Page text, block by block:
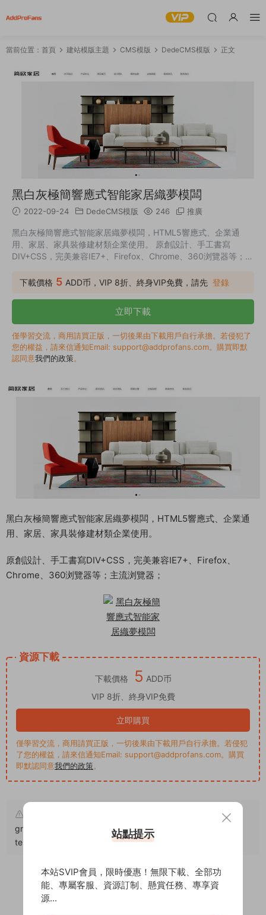
當前位置： 首頁 建站模版主題 CMS模版 DedeCMS模版 正文
黑白灰極簡響應式智能家居織夢模闆
2022-09-24 DedeCMS模版 246 推廣
黑白灰極簡響應式智能家居織夢模闆，HTML5響應式、企業通
用、家居、家具裝修建材類企業使用。 原創設計、手工書寫
DIV+CSS，完美兼容IE7+、Firefox、Chrome、360浏覽器等；主
下載價格 5 ADD币，VIP 8折、終身VIP免費，請先 登錄
立即下載
僅學習交流，商用請買正版，一切後果由下載用戶自行承擔。若侵犯了
您的權益，請來信通知Email: support@addprofans.com。購買即默
認同意我們的政策。
黑白灰極簡響應式智能家居織夢模闆，HTML5響應式、企業通
用、家居、家具裝修建材類企業使用。
原創設計、手工書寫DIV+CSS，完美兼容IE7+、Firefox、
Chrome、360浏覽器等；主流浏覽器；
資源下載
下載價格 5 ADD币
VIP 8折、終身VIP免費
立即購買
僅學習交流，商用請買正版，一切後果由下載用戶自行承擔。若侵犯
了您的權益，請來信通知Email: support@addprofans.com。購買
即默認同意我們的政策。
https://addprofans.com/black-and-white-
gray-minimalist-responsive-smart-home-dream-weaving-
template/
，轉載請注明出處。
站點提示
本站SVIP會員，限時優惠！無限下載、全部功
能、專屬客服、資源訂制、懸賞任務、專享資
源...